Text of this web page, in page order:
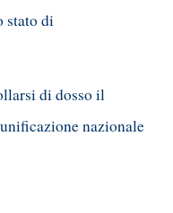
stato di
di dosso il
nazionale